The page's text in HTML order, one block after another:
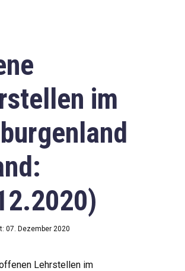
im
07. Dezember 2020
Lehrstellen im